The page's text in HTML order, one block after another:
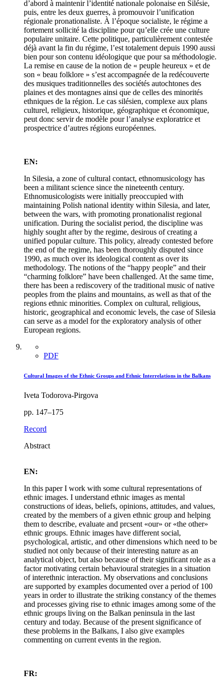
d’abord à maintenir l’identité nationale polonaise en Silésie,
puis, entre les deux guerres, à promouvoir l’unification
régionale pronationaliste. À l’époque socialiste, le régime a
fortement sollicité la discipline pour qu’elle crée une culture
populaire unitaire. Cette politique, particulièrement contestée
déjà avant la fin du régime, l’est totalement depuis 1990 aussi
bien pour son contenu idéologique que pour sa méthodologie.
La remise en cause de la notion de « peuple heureux » et de
son « beau folklore » s’est accompagnée de la redécouverte
des musiques traditionnelles des sociétés autochtones des
plaines et des montagnes ainsi que de celles des minorités
ethniques de la région. Le cas silésien, complexe aux plans
culturel, religieux, historique, géographique et économique,
peut donc servir de modèle pour l’analyse exploratrice et
prospectrice d’autres régions européennes.
EN:
In Silesia, a zone of cultural contact, ethnomusicology has
been a militant science since the nineteenth century.
Ethnomusicologists were initially preoccupied with
maintaining Polish national identity within Silesia, and later,
between the wars, with promoting pronationalist regional
unification. During the socialist period, the discipline was
highly sought after by the regime, desirous of creating a
unified popular culture. This policy, already contested before
the end of the regime, has been thoroughly disputed since
1990, as much over its ideological content as over its
methodology. The notions of the “happy people” and their
“charming folklore” have been challenged. At the same time,
there has been a rediscovery of the traditional music of native
peoples from the plains and mountains, as well as that of the
regions ethnic minorities. Complex on cultural, religious,
historic, geographical and economic levels, the case of Silesia
can serve as a model for the exploratory analysis of other
European regions.
PDF
Cultural Images of the Ethnic Groups and Ethnic Interrelations in the Balkans
Iveta Todorova-Pirgova
pp. 147–175
Record
Abstract
EN:
In this paper I work with some cultural representations of
ethnic images. I understand ethnic images as mental
constructions of ideas, beliefs, opinions, attitudes, and values,
created by the members of a given ethnic group and helping
them to describe, evaluate and prcsent «our» or «the other»
ethnic groups. Ethnic images have different social,
psychological, artistic, and other dimensions which need to be
studied not only because of their interesting nature as an
analytical object, but also because of their significant role as a
factor motivating certain behavioural strategies in a situation
of interethnic interaction. My observations and conclusions
are supported by examples documented over a period of 100
years in order to illustrate the striking constancy of the themes
and processes giving rise to ethnic images among some of the
ethnic groups living on the Balkan peninsula in the last
century and today. Because of the present significance of
these problems in the Balkans, I also give examples
commenting on current events in the region.
FR: